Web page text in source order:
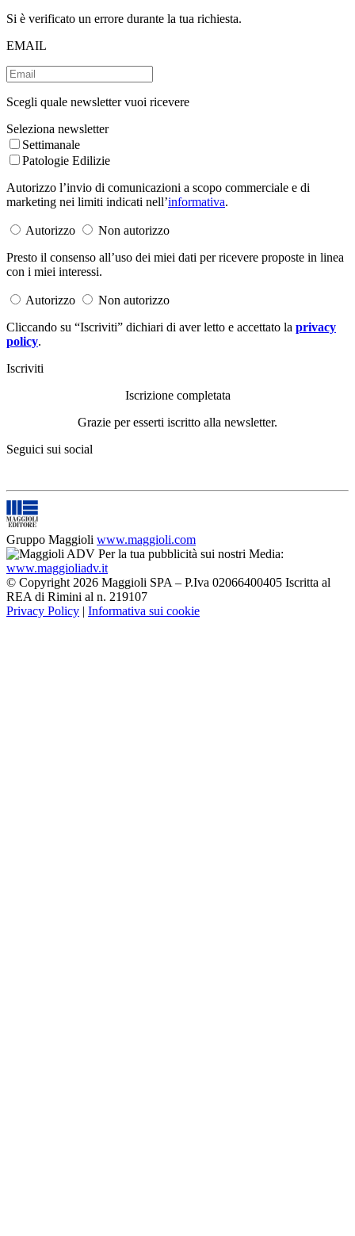
Si è verificato un errore durante la tua richiesta.
EMAIL
Scegli quale newsletter vuoi ricevere
Seleziona newsletter
Settimanale
Patologie Edilizie
Autorizzo l’invio di comunicazioni a scopo commerciale e di
marketing nei limiti indicati nell’informativa.
Autorizzo
Non autorizzo
Presto il consenso all’uso dei miei dati per ricevere proposte in linea
con i miei interessi.
Autorizzo
Non autorizzo
Cliccando su “Iscriviti” dichiari di aver letto e accettato la privacy
policy.
Iscriviti
Iscrizione completata
Grazie per esserti iscritto alla newsletter.
Seguici sui social
Gruppo Maggioli www.maggioli.com
Per la tua pubblicità sui nostri Media:
www.maggioliadv.it
© Copyright 2026 Maggioli SPA – P.Iva 02066400405 Iscritta al
REA di Rimini al n. 219107
Privacy Policy | Informativa sui cookie